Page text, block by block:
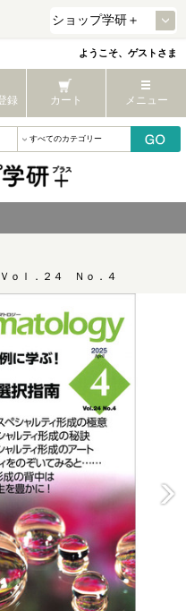
ようこそ、ゲストさま
録 カート メニュー
ｏｌ．２４ Ｎｏ．４